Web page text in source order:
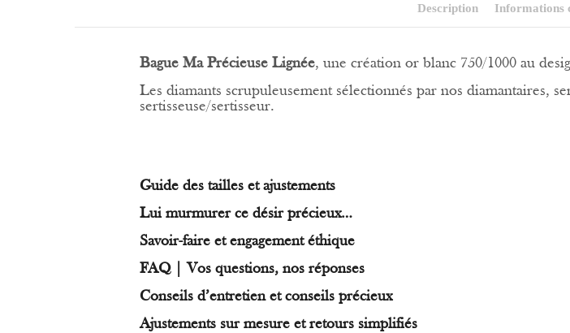
Description Informations
Bague Ma Précieuse Lignée, une création or blanc 750/1000 au
Les diamants scrupuleusement sélectionnés par nos diamantaires,
sertisseuse/sertisseur.
Guide des tailles et ajustements
Lui murmurer ce désir précieux…
Savoir-faire et engagement éthique
FAQ | Vos questions, nos réponses
Conseils d’entretien et conseils précieux
Ajustements sur mesure et retours simplifiés